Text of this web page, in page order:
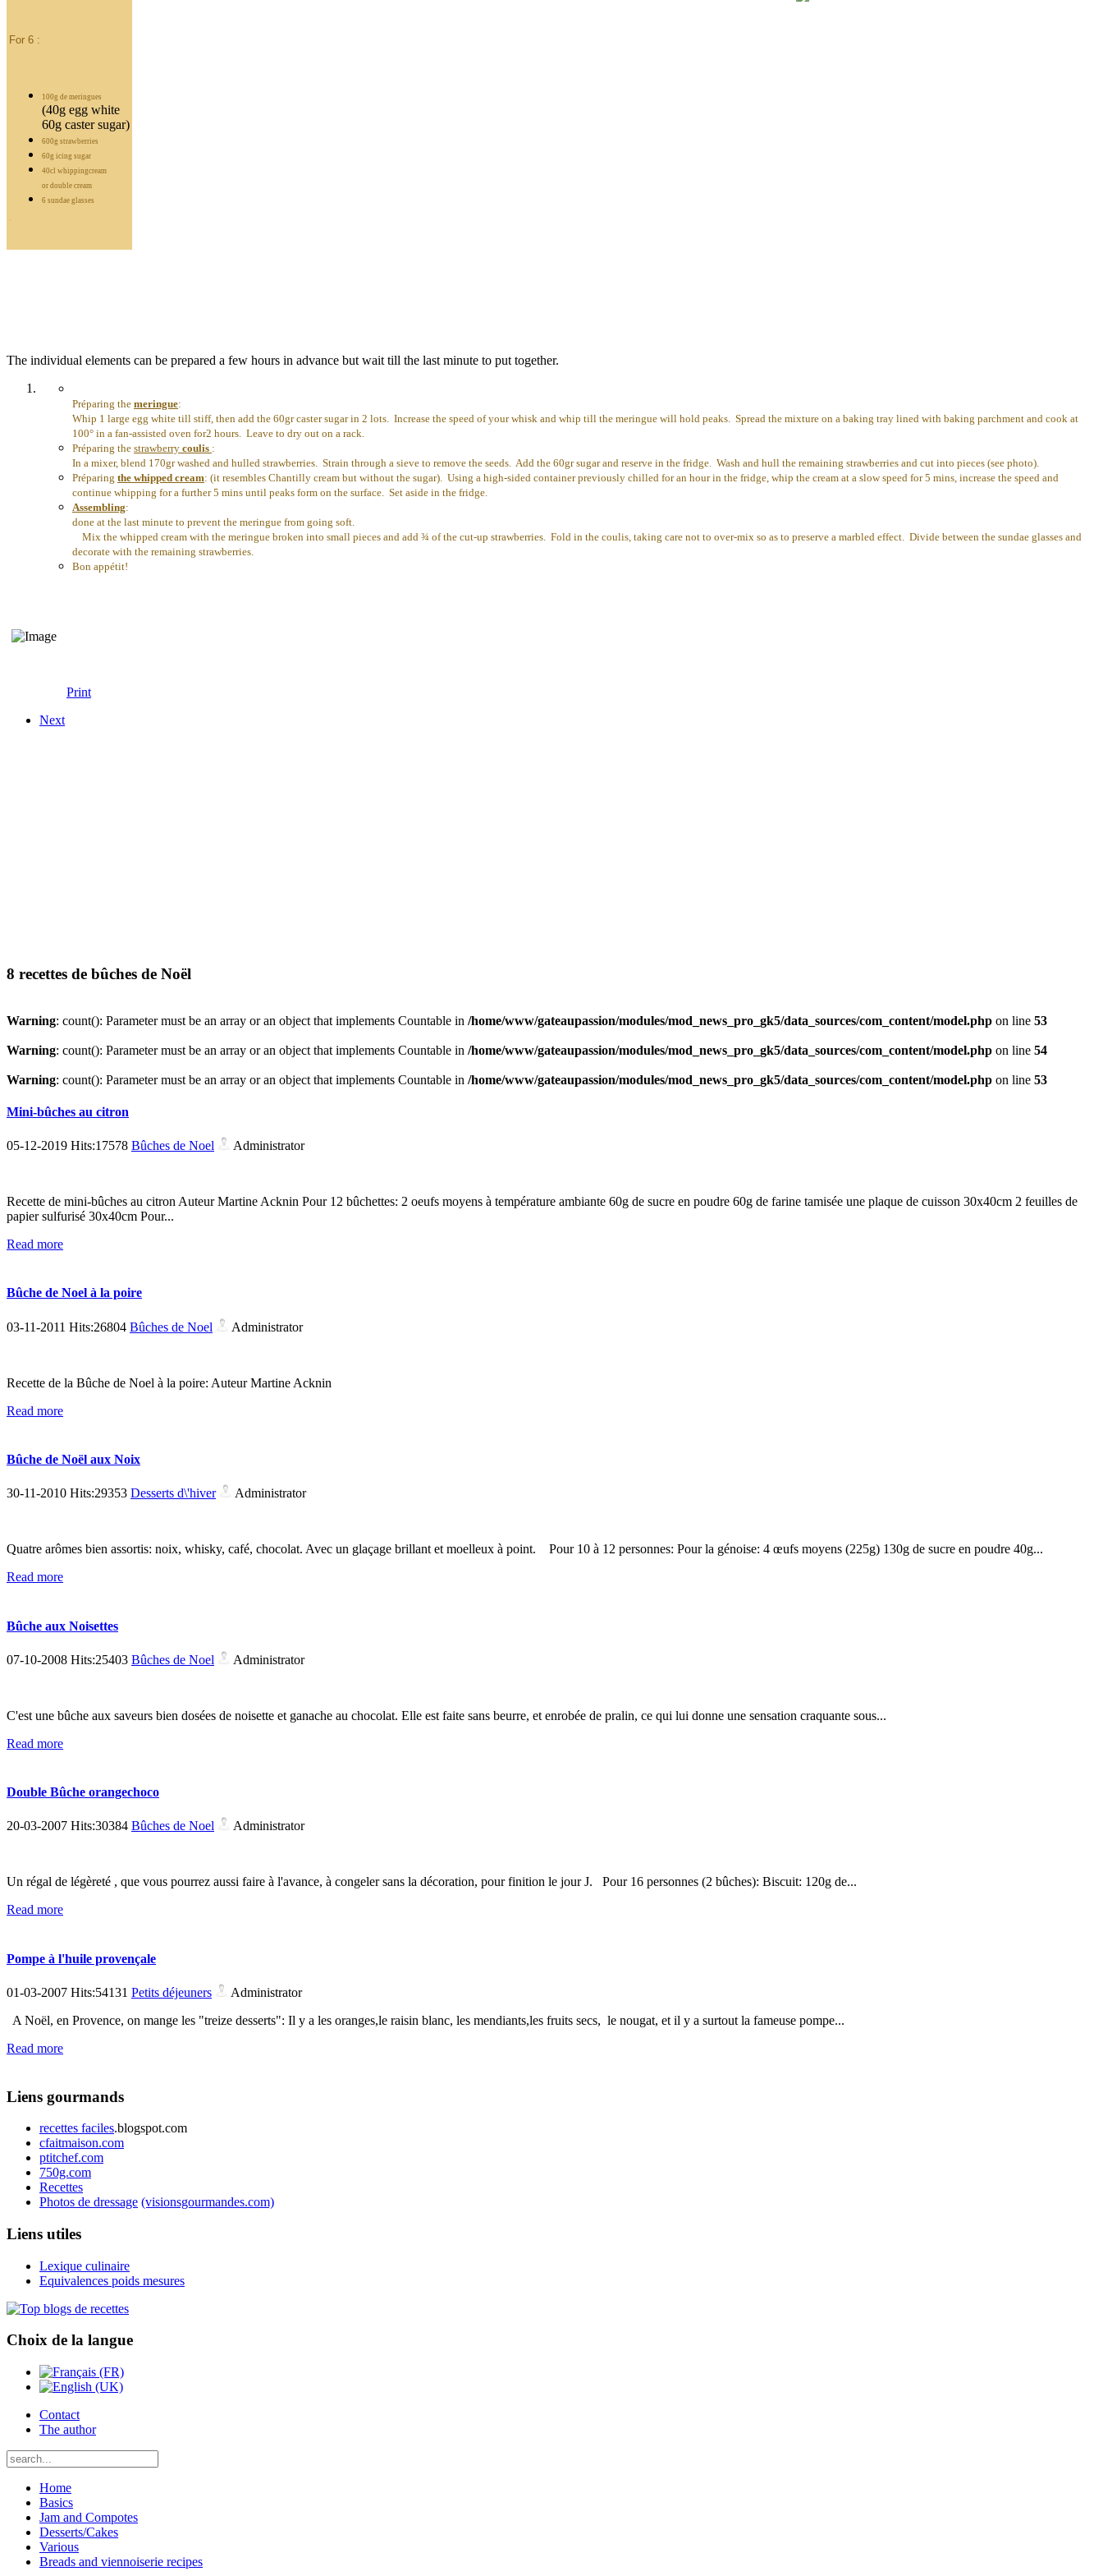
For 6 :
100g de meringues
(40g egg white
60g caster sugar)
600g strawberries
60g icing sugar
40cl whippingcream
or double cream
6 sundae glasses
The individual elements can be prepared a few hours in advance but wait till the last minute to put together.
Préparing the meringue:
Whip 1 large egg white till stiff, then add the 60gr caster sugar in 2 lots. Increase the speed of your whisk and whip till the meringue will hold peaks. Spread the mixture on a baking tray lined with baking parchment and cook at
100° in a fan-assisted oven for2 hours. Leave to dry out on a rack.
Préparing the strawberry coulis :
In a mixer, blend 170gr washed and hulled strawberries. Strain through a sieve to remove the seeds. Add the 60gr sugar and reserve in the fridge. Wash and hull the remaining strawberries and cut into pieces (see photo).
Préparing the whipped cream: (it resembles Chantilly cream but without the sugar). Using a high-sided container previously chilled for an hour in the fridge, whip the cream at a slow speed for 5 mins, increase the speed and
continue whipping for a further 5 mins until peaks form on the surface. Set aside in the fridge.
Assembling:
done at the last minute to prevent the meringue from going soft.
Mix the whipped cream with the meringue broken into small pieces and add ¾ of the cut-up strawberries. Fold in the coulis, taking care not to over-mix so as to preserve a marbled effect. Divide between the sundae glasses and
decorate with the remaining strawberries.
Bon appétit!
Print
Next
8 recettes de bûches de Noël
Warning: count(): Parameter must be an array or an object that implements Countable in /home/www/gateaupassion/modules/mod_news_pro_gk5/data_sources/com_content/model.php on line 53
Warning: count(): Parameter must be an array or an object that implements Countable in /home/www/gateaupassion/modules/mod_news_pro_gk5/data_sources/com_content/model.php on line 54
Warning: count(): Parameter must be an array or an object that implements Countable in /home/www/gateaupassion/modules/mod_news_pro_gk5/data_sources/com_content/model.php on line 53
Mini-bûches au citron
05-12-2019 Hits:17578 Bûches de Noel Administrator
Recette de mini-bûches au citron Auteur Martine Acknin Pour 12 bûchettes: 2 oeufs moyens à température ambiante 60g de sucre en poudre 60g de farine tamisée une plaque de cuisson 30x40cm 2 feuilles de
papier sulfurisé 30x40cm Pour...
Read more
Bûche de Noel à la poire
03-11-2011 Hits:26804 Bûches de Noel Administrator
Recette de la Bûche de Noel à la poire: Auteur Martine Acknin
Read more
Bûche de Noël aux Noix
30-11-2010 Hits:29353 Desserts d\'hiver Administrator
Quatre arômes bien assortis: noix, whisky, café, chocolat. Avec un glaçage brillant et moelleux à point. Pour 10 à 12 personnes: Pour la génoise: 4 œufs moyens (225g) 130g de sucre en poudre 40g...
Read more
Bûche aux Noisettes
07-10-2008 Hits:25403 Bûches de Noel Administrator
C'est une bûche aux saveurs bien dosées de noisette et ganache au chocolat. Elle est faite sans beurre, et enrobée de pralin, ce qui lui donne une sensation craquante sous...
Read more
Double Bûche orangechoco
20-03-2007 Hits:30384 Bûches de Noel Administrator
Un régal de légèreté , que vous pourrez aussi faire à l'avance, à congeler sans la décoration, pour finition le jour J. Pour 16 personnes (2 bûches): Biscuit: 120g de...
Read more
Pompe à l'huile provençale
01-03-2007 Hits:54131 Petits déjeuners
Administrator
A Noël, en Provence, on mange les "treize desserts": Il y a les oranges,le raisin blanc, les mendiants,les fruits secs, le nougat, et il y a surtout la fameuse pompe...
Read more
Liens gourmands
recettes faciles.blogspot.com
cfaitmaison.com
ptitchef.com
750g.com
Recettes
Photos de dressage (visionsgourmandes.com)
Liens utiles
Lexique culinaire
Equivalences poids mesures
Choix de la langue
Contact
The author
Home
Basics
Jam and Compotes
Desserts/Cakes
Various
Breads and viennoiserie recipes